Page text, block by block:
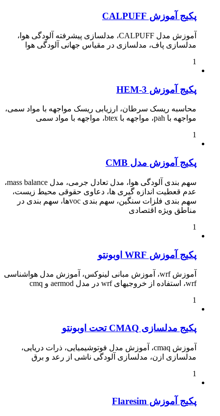
پکیج آموزش CALPUFF
آموزش مدل CALPUFF، مدلسازی پیشرفته آلودگی هوا،
مدلسازی پاف، مدلسازی در مقیاس جهانی آلودگی هوا
1
پکیج آموزش HEM-3
محاسبه ریسک سرطان، ارزیابی ریسک مواجهه با مواد سمی،
مواجهه با pah، مواجهه با btex، مواجهه با مواد سمی
1
پکیج آموزش مدل CMB
سهم بندی آلودگی هوا، مدل تعادل جرمی، مدل mass balance،
عدم قعطیت اندازه گیری ها، دعاوی حقوقی محیط زیست،
سهم بندی فلزات سنگین، سهم بندی vocها، سهم بندی در
مناطق ویژه اقتصادی
1
پکیج آموزش WRF اوبونتو
آموزش wrf، آموزش مبانی لینوکس، آموزش مدل هواشناسی
wrf، استفاده از خروجیهای wrf در مدل aermod و cmq
1
پکیج مدلسازی CMAQ تحت اوبونتو
آموزش cmaq، آموزش مدل فوتوشیمیایی، ذرات دریایی،
مدلسازی ازن، مدلسازی آلودگی ناشی از رعد و برق
1
پکیج آموزش Flaresim